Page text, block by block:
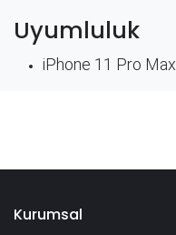
Uyumluluk
iPhone 11 Pro Max
Kurumsal